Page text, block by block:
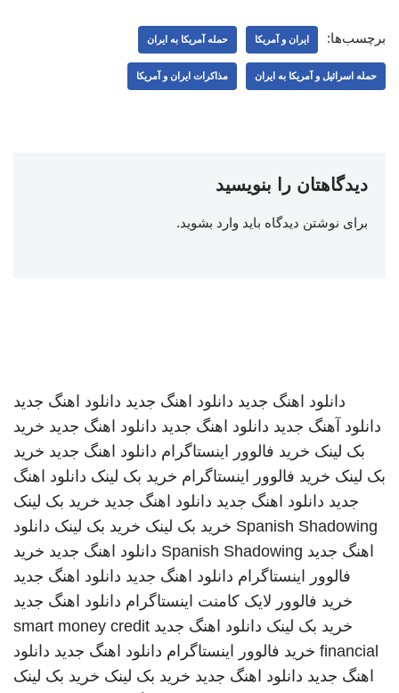
برچسب‌ها: ایران و آمریکا حمله آمریکا به ایران
حمله اسرائیل و آمریکا به ایران مذاکرات ایران و آمریکا
دیدگاهتان را بنویسید
برای نوشتن دیدگاه باید وارد بشوید.
دانلود اهنگ جدید دانلود اهنگ جدید دانلود اهنگ جدید
دانلود آهنگ جدید دانلود اهنگ جدید دانلود اهنگ جدید خرید
بک لینک خرید فالوور اینستاگرام دانلود اهنگ جدید خرید
بک لینک خرید فالوور اینستاگرام خرید بک لینک دانلود اهنگ
جدید دانلود اهنگ جدید دانلود اهنگ جدید خرید بک لینک
Spanish Shadowing خرید بک لینک خرید بک لینک دانلود
اهنگ جدید Spanish Shadowing دانلود اهنگ جدید خرید
فالوور اینستاگرام دانلود اهنگ جدید دانلود اهنگ جدید
خرید فالوور لایک کامنت اینستاگرام دانلود اهنگ جدید
خرید بک لینک دانلود اهنگ جدید smart money credit
financial خرید فالوور اینستاگرام دانلود اهنگ جدید دانلود
اهنگ جدید دانلود اهنگ جدید خرید بک لینک خرید بک لینک